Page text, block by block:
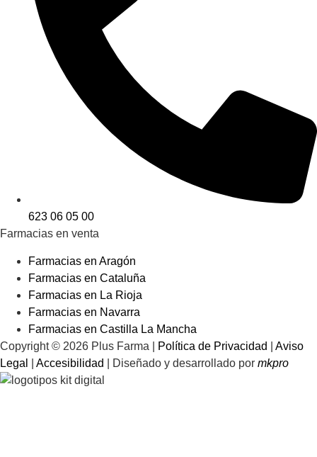
623 06 05 00
Farmacias en venta
Farmacias en Aragón
Farmacias en Cataluña
Farmacias en La Rioja
Farmacias en Navarra
Farmacias en Castilla La Mancha
Copyright © 2026 Plus Farma |
Política de Privacidad
Aviso
Legal
Accesibilidad | Diseñado y desarrollado por mkpro